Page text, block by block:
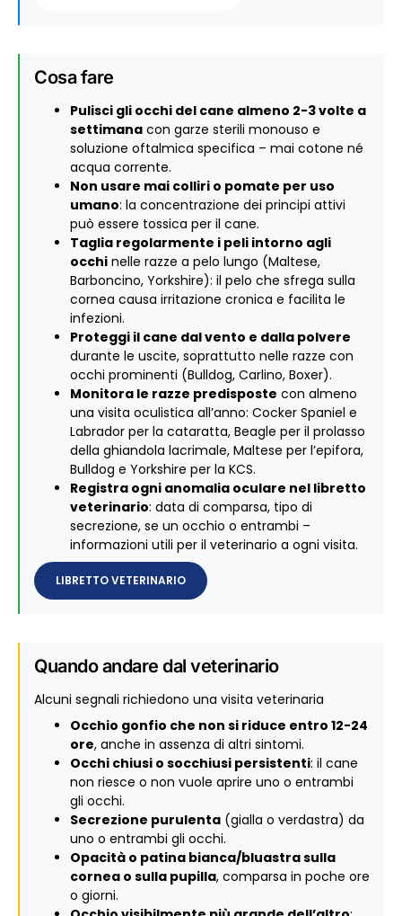
Cosa fare
Pulisci gli occhi del cane almeno 2-3 volte a
settimana con garze sterili monouso e
soluzione oftalmica specifica – mai cotone né
acqua corrente.
Non usare mai colliri o pomate per uso
umano: la concentrazione dei principi attivi
può essere tossica per il cane.
Taglia regolarmente i peli intorno agli
occhi nelle razze a pelo lungo (Maltese,
Barboncino, Yorkshire): il pelo che sfrega sulla
cornea causa irritazione cronica e facilita le
infezioni.
Proteggi il cane dal vento e dalla polvere
durante le uscite, soprattutto nelle razze con
occhi prominenti (Bulldog, Carlino, Boxer).
Monitora le razze predisposte con almeno
una visita oculistica all’anno: Cocker Spaniel e
Labrador per la cataratta, Beagle per il prolasso
della ghiandola lacrimale, Maltese per l’epifora,
Bulldog e Yorkshire per la KCS.
Registra ogni anomalia oculare nel libretto
veterinario: data di comparsa, tipo di
secrezione, se un occhio o entrambi –
informazioni utili per il veterinario a ogni visita.
LIBRETTO VETERINARIO
Quando andare dal veterinario
Alcuni segnali richiedono una visita veterinaria
Occhio gonfio che non si riduce entro 12-24
ore, anche in assenza di altri sintomi.
Occhi chiusi o socchiusi persistenti: il cane
non riesce o non vuole aprire uno o entrambi
gli occhi.
Secrezione purulenta (gialla o verdastra) da
uno o entrambi gli occhi.
Opacità o patina bianca/bluastra sulla
cornea o sulla pupilla, comparsa in poche ore
o giorni.